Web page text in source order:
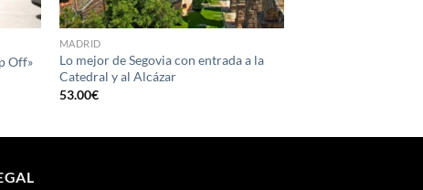
Off»
MADRID
Lo mejor de Segovia con entrada a la
Catedral y al Alcázar
53.00€